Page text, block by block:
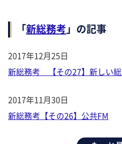
「新総務考」の記事
2017年12月25日
新総務考 【その27】新しい
2017年11月30日
新総務考【その26】公共FM